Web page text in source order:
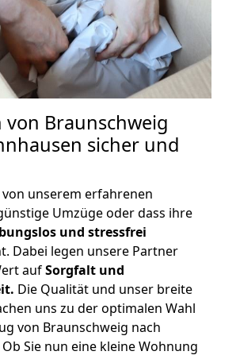
von Braunschweig
sicher und
unserem erfahrenen
Umzüge oder dass ihre
und stressfrei
Dabei legen unsere Partner
aufSorgfalt und
Die Qualität und unser breite
uns zu der optimalen Wahl
von Braunschweig nach
Sie nun eine kleine Wohnung